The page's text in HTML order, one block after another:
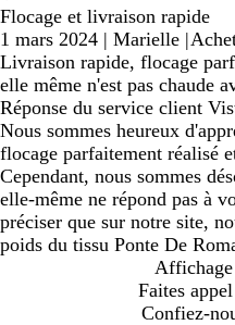
Flocage et livraison rapide
1 mars 2024 | Marielle |
Livraison rapide, flocage
elle même n'est pas chaude
Réponse du service client
Nous sommes heureux
flocage parfaitement réalisé
Cependant, nous sommes
elle-même ne répond pas à
préciser que sur notre site,
poids du tissu Ponte De
Faites
Confiez-